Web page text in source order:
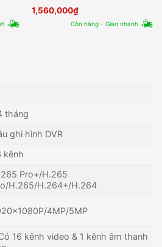
7204HQHI-K1
1,560,000₫
Còn hàng - Giao nhanh
tháng
ghi hình DVR
kênh
Pro+/H.265
H.265/H.264+/H.264
4MP/5MP
16 kênh video & 1 kênh âm thanh